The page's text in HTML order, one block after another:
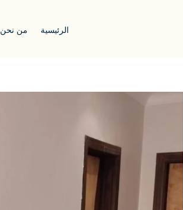
الرئيسية من نحن